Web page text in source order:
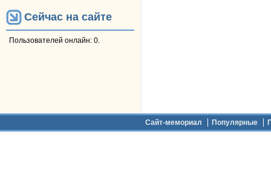
Сейчас на сайте
Пользователей онлайн: 0.
Сайт-мемориал Популярные